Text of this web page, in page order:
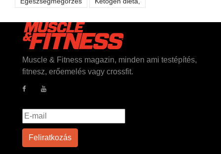
Muscle & Fitness magazin, minden ami testépítés,
fitnesz, erőemelés vagy crossfit.